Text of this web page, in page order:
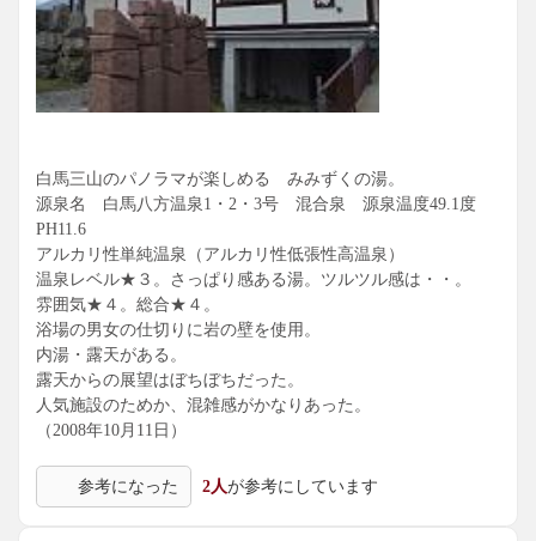
白馬三山のパノラマが楽しめる みみずくの湯。
源泉名 白馬八方温泉1・2・3号 混合泉 源泉温度49.1度
PH11.6
アルカリ性単純温泉（アルカリ性低張性高温泉）
温泉レベル★３。さっぱり感ある湯。ツルツル感は・・。
雰囲気★４。総合★４。
浴場の男女の仕切りに岩の壁を使用。
内湯・露天がある。
露天からの展望はぼちぼちだった。
人気施設のためか、混雑感がかなりあった。
（2008年10月11日）
参考になった 2人が参考にしています